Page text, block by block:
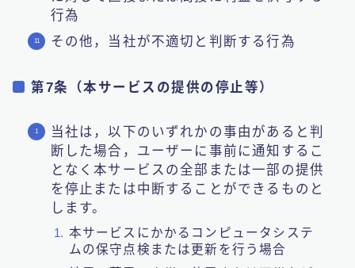
行為
その他，当社が不適切と判断する行為
第7条（本サービスの提供の停止等）
当社は，以下のいずれかの事由があると判
断した場合，ユーザーに事前に通知するこ
となく本サービスの全部または一部の提供
を停止または中断することができるものと
します。
本サービスにかかるコンピュータシステ
ムの保守点検または更新を行う場合